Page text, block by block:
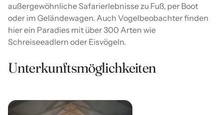
außergewöhnliche Safarierlebnisse zu Fuß, per Boot
oder im Geländewagen. Auch Vogelbeobachter finden
hier ein Paradies mit über 300 Arten wie
Schreiseeadlern oder Eisvögeln.
Unterkunftsmöglichkeiten